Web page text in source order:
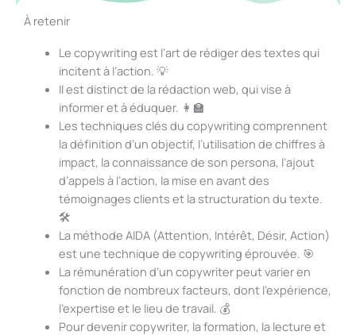
À retenir
Le copywriting est l’art de rédiger des textes qui
incitent à l’action. 💡
Il est distinct de la rédaction web, qui vise à
informer et à éduquer. 👩‍🏫
Les techniques clés du copywriting comprennent
la définition d’un objectif, l’utilisation de chiffres à
impact, la connaissance de son persona, l’ajout
d’appels à l’action, la mise en avant des
témoignages clients et la structuration du texte.
🛠️
La méthode AIDA (Attention, Intérêt, Désir, Action)
est une technique de copywriting éprouvée. 🎯
La rémunération d’un copywriter peut varier en
fonction de nombreux facteurs, dont l’expérience,
l’expertise et le lieu de travail. 💰
Pour devenir copywriter, la formation, la lecture et